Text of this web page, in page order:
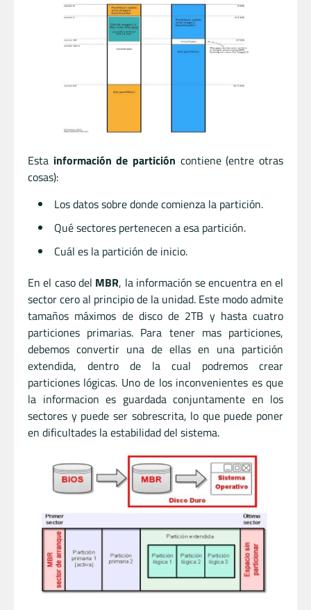
Esta información de partición contiene (entre otras
cosas):
Los datos sobre donde comienza la partición.
Qué sectores pertenecen a esa partición.
Cuál es la partición de inicio.
En el caso del MBR, la información se encuentra en el
sector cero al principio de la unidad. Este modo admite
tamaños máximos de disco de 2TB y hasta cuatro
particiones primarias. Para tener mas particiones,
debemos convertir una de ellas en una partición
extendida, dentro de la cual podremos crear
particiones lógicas. Uno de los inconvenientes es que
la informacion es guardada conjuntamente en los
sectores y puede ser sobrescrita, lo que puede poner
en dificultades la estabilidad del sistema.